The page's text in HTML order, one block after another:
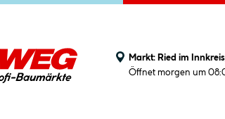
Markt: Ried im Innkreis
Öffnet morgen um